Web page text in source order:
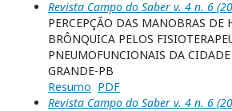
Revista Campo do Saber v. 4 n. 6
PERCEPÇÃO DAS MANOBRAS DE
BRÔNQUICA PELOS
PNEUMOFUNCIONAIS DA
GRANDE-PB
Resumo PDF
Revista Campo do Saber v. 4 n. 6